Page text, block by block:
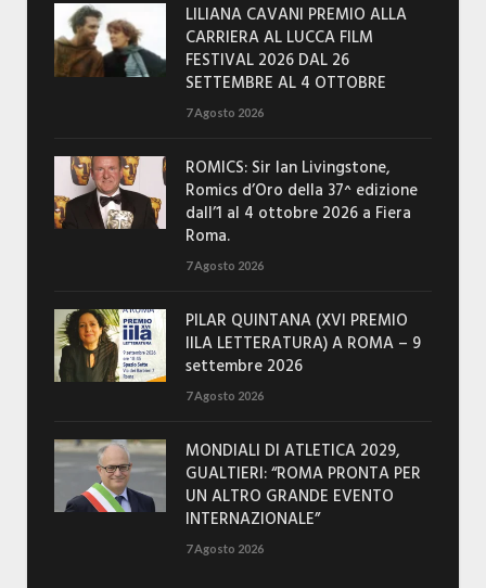
LILIANA CAVANI PREMIO ALLA
CARRIERA AL LUCCA FILM
FESTIVAL 2026 DAL 26
SETTEMBRE AL 4 OTTOBRE
7 Agosto 2026
ROMICS: Sir Ian Livingstone,
Romics d’Oro della 37^ edizione
dall’1 al 4 ottobre 2026 a Fiera
Roma.
7 Agosto 2026
PILAR QUINTANA (XVI PREMIO
IILA LETTERATURA) A ROMA – 9
settembre 2026
7 Agosto 2026
MONDIALI DI ATLETICA 2029,
GUALTIERI: “ROMA PRONTA PER
UN ALTRO GRANDE EVENTO
INTERNAZIONALE”
7 Agosto 2026